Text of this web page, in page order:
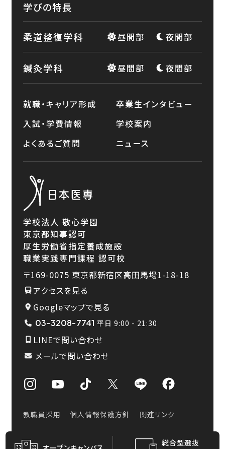
総合型選抜
学校法人 敬心学園
東京都知事認可
厚生労働省指定養成施設
職業実践専門課程 認可校
〒169-0075 東京都新宿区高田馬場1-18-18
アクセスを見る
Googleマップで見る
03-3208-7741 平日 9:00 - 21:30
LINEで問い合わせ
メールで問い合わせ
学びの特長
柔道整復学科 昼間部 夜間部
鍼灸学科 昼間部 夜間部
就職・キャリア形成
卒業生インタビュー
入試・学費情報
学校案内
よくあるご質問
ニュース
教職員採用 個人情報保護方針 関連リンク
Copyright © Nihonisen, All Rights Reserved.